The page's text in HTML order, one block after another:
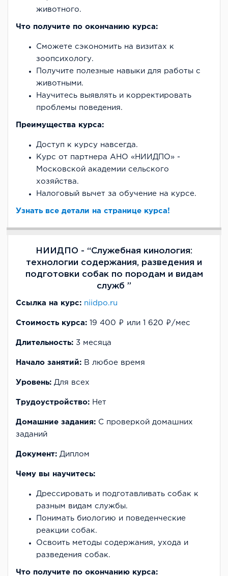
животного.
Что получите по окончанию курса:
Сможете сэкономить на визитах к
зоопсихологу.
Получите полезные навыки для работы с
животными.
Научитесь выявлять и корректировать
проблемы поведения.
Преимущества курса:
Доступ к курсу навсегда.
Курс от партнера АНО «НИИДПО» -
Московской академии сельского
хозяйства.
Налоговый вычет за обучение на курсе.
Узнать все детали на странице курса!
НИИДПО - “Служебная кинология:
технологии содержания, разведения и
подготовки собак по породам и видам
служб ”
Ссылка на курс: niidpo.ru
Стоимость курса: 19 400 ₽ или 1 620 ₽/мес
Длительность: 3 месяца
Начало занятий: В любое время
Уровень: Для всех
Трудоустройство: Нет
Домашние задания: С проверкой домашних
заданий
Документ: Диплом
Чему вы научитесь:
Дрессировать и подготавливать собак к
разным видам службы.
Понимать биологию и поведенческие
реакции собак.
Освоить методы содержания, ухода и
разведения собак.
Что получите по окончанию курса: